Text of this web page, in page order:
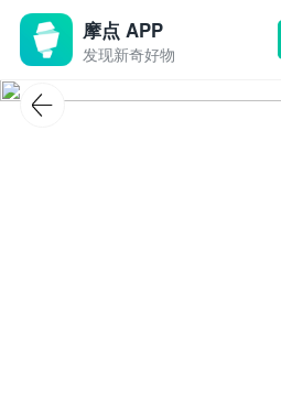
摩点 APP
发现新奇好物